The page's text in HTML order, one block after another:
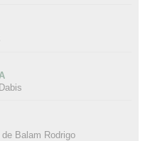
Balam Rodrigo